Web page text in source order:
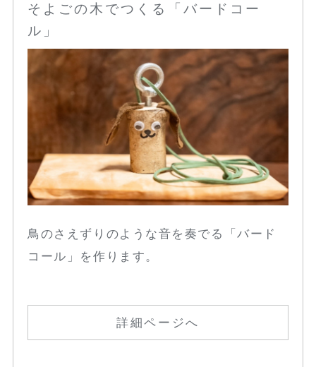
そよごの木でつくる「バードコー
ル」
鳥のさえずりのような音を奏でる「バード
コール」を作ります。
詳細ページへ